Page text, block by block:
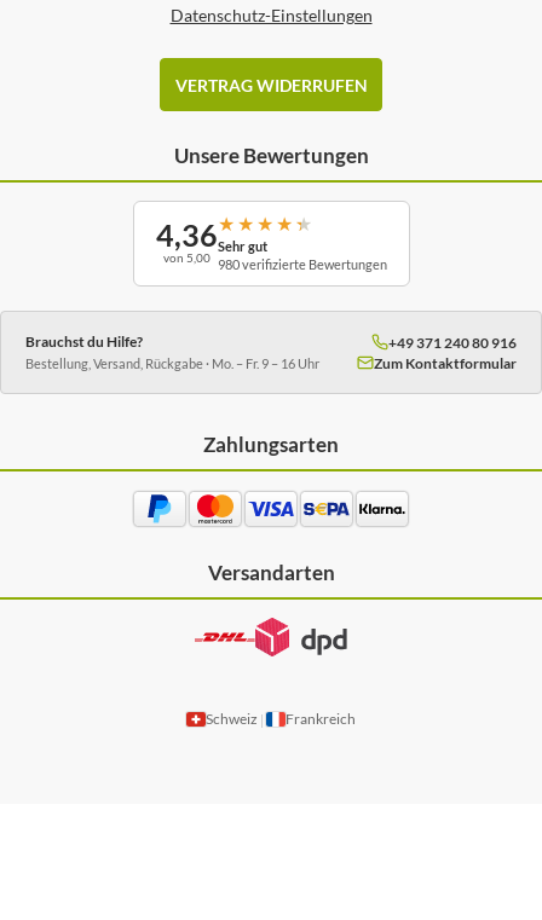
Datenschutz-Einstellungen
VERTRAG WIDERRUFEN
Unsere Bewertungen
4,36
von 5,00
★ ★ ★ ★ ★
Sehr gut
980 verifizierte Bewertungen
Brauchst du Hilfe?
Bestellung, Versand, Rückgabe · Mo. – Fr. 9 – 16 Uhr
+49 371 240 80 916
Zum Kontaktformular
Zahlungsarten
Versandarten
Schweiz | Frankreich